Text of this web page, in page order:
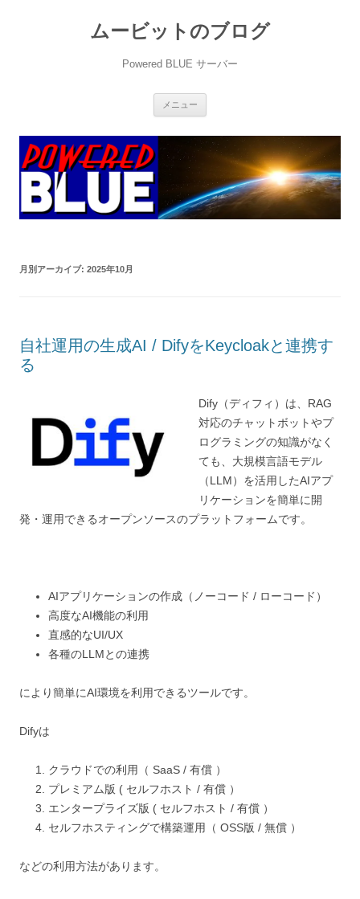
ムービットのブログ
Powered BLUE サーバー
メニュー
ツ
ッ
プ
月別アーカイブ: 2025年10月
自社運用の生成AI / DifyをKeycloakと連携す
る
Dify（ディフィ）は、RAG
対応のチャットボットやプ
ログラミングの知識がなく
ても、大規模言語モデル
（LLM）を活用したAIアプ
リケーションを簡単に開
発・運用できるオープンソースのプラットフォームです。
AIアプリケーションの作成（ノーコード / ローコード）
高度なAI機能の利用
直感的なUI/UX
各種のLLMとの連携
により簡単にAI環境を利用できるツールです。
Difyは
クラウドでの利用（ SaaS / 有償 ）
プレミアム版 ( セルフホスト / 有償 ）
エンタープライズ版 ( セルフホスト / 有償 ）
セルフホスティングで構築運用（ OSS版 / 無償 ）
などの利用方法があります。